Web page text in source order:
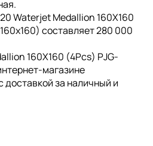
Waterjet Medallion 160X160
составляет 280 000
160X160 (4Pcs) PJG-
магазине
за наличный и